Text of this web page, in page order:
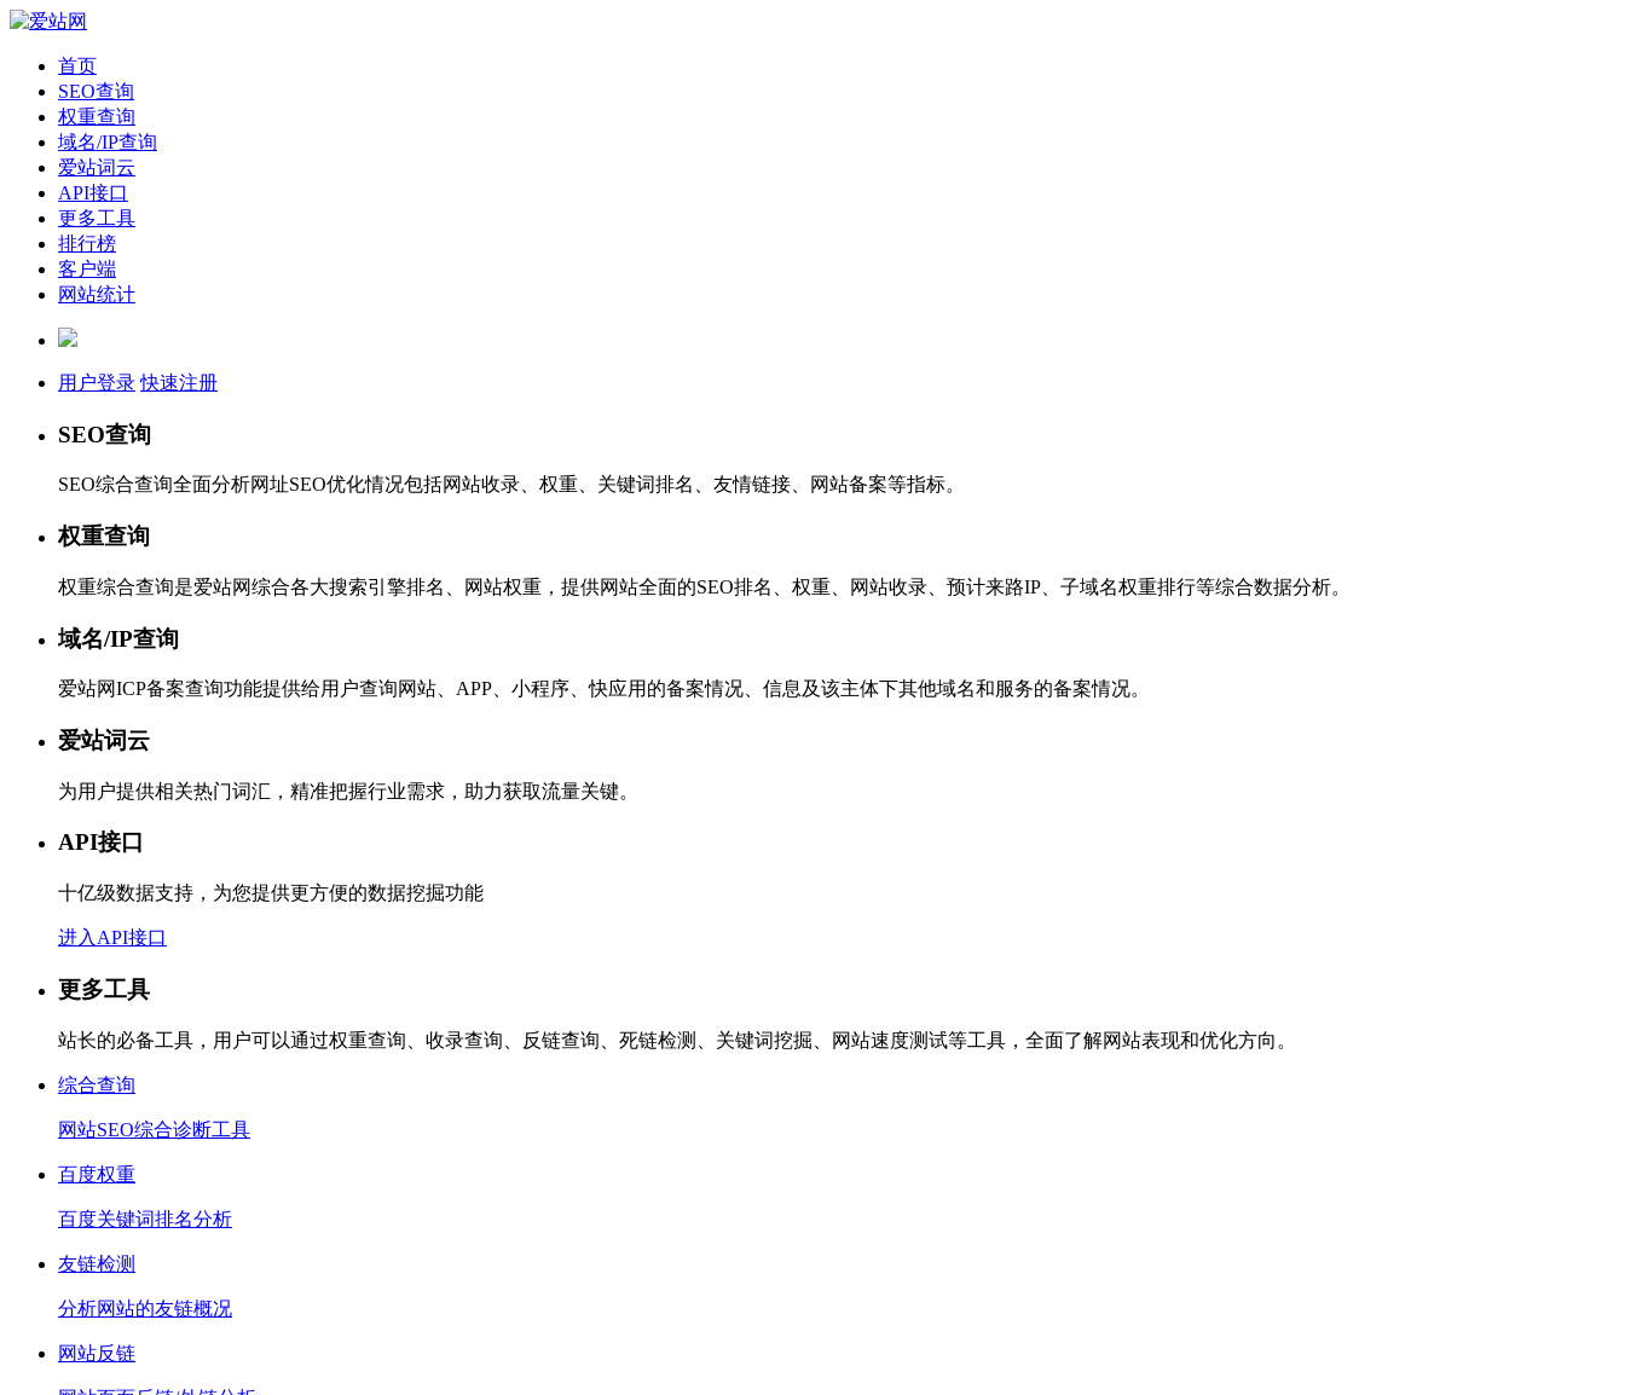
首页
SEO查询
权重查询
域名/IP查询
爱站词云
API接口
更多工具
排行榜
客户端
网站统计
用户登录 快速注册
SEO查询
SEO综合查询全面分析网址SEO优化情况包括网站收录、权重、关键词排名、友情链接、网站备案等指标。
权重查询
权重综合查询是爱站网综合各大搜索引擎排名、网站权重，提供网站全面的SEO排名、权重、网站收录、预计来路IP、子域名权重排行等综合数据分析。
域名/IP查询
爱站网ICP备案查询功能提供给用户查询网站、APP、小程序、快应用的备案情况、信息及该主体下其他域名和服务的备案情况。
爱站词云
为用户提供相关热门词汇，精准把握行业需求，助力获取流量关键。
API接口
十亿级数据支持，为您提供更方便的数据挖掘功能
进入API接口
更多工具
站长的必备工具，用户可以通过权重查询、收录查询、反链查询、死链检测、关键词挖掘、网站速度测试等工具，全面了解网站表现和优化方向。
综合查询
网站SEO综合诊断工具
百度权重
百度关键词排名分析
友链检测
分析网站的友链概况
网站反链